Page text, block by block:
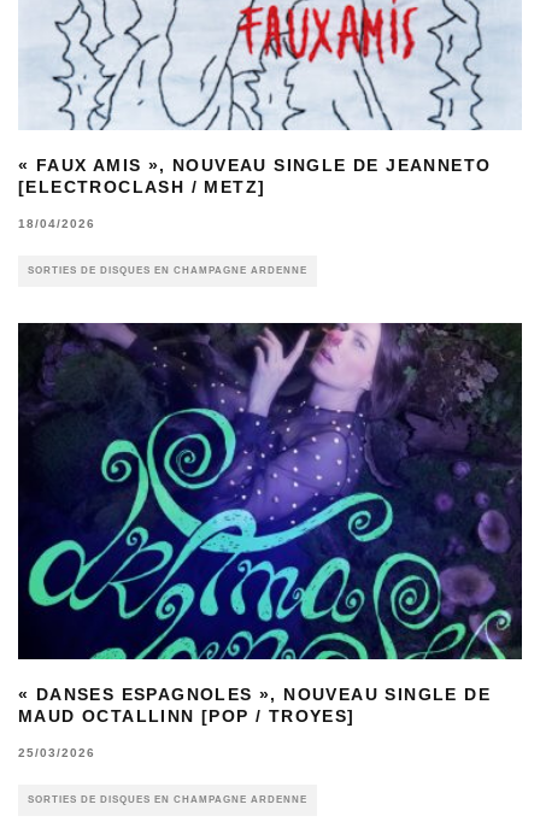
« FAUX AMIS », NOUVEAU SINGLE DE JEANNETO
[ELECTROCLASH / METZ]
18/04/2026
SORTIES DE DISQUES EN CHAMPAGNE ARDENNE
« DANSES ESPAGNOLES », NOUVEAU SINGLE DE
MAUD OCTALLINN [POP / TROYES]
25/03/2026
SORTIES DE DISQUES EN CHAMPAGNE ARDENNE